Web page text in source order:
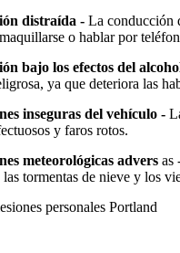
distraída - La conducción
o hablar por
bajo los efectos del
ya que deteriora las
inseguras del vehículo -
y faros rotos.
meteorológicas advers as
las tormentas de nieve y los